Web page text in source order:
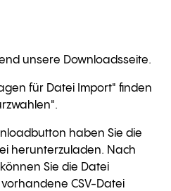
unsere Downloadsseite.
für Datei Import" finden
haben Sie die
herunterzuladen. Nach
Sie die Datei
CSV-Datei